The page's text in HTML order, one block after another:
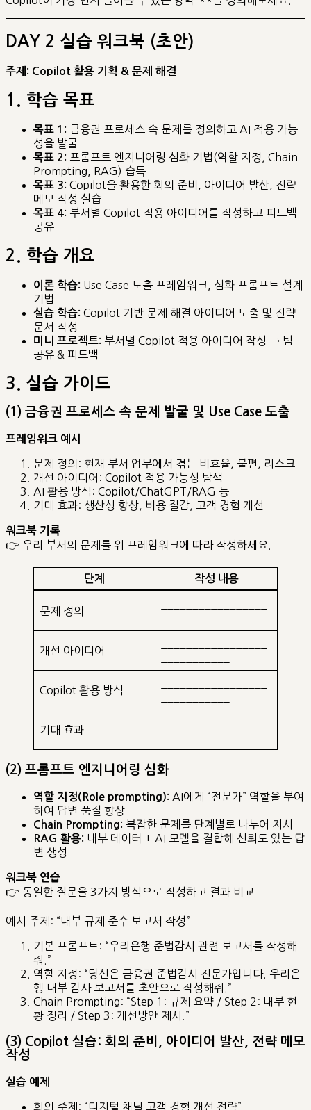
DAY 2 실습 워크북 (초안)
주제: Copilot 활용 기획 & 문제 해결
1. 학습 목표
목표 1: 금융권 프로세스 속 문제를 정의하고 AI 적용 가능
성을 발굴
목표 2: 프롬프트 엔지니어링 심화 기법(역할 지정, Chain
Prompting, RAG) 습득
목표 3: Copilot을 활용한 회의 준비, 아이디어 발산, 전략
메모 작성 실습
목표 4: 부서별 Copilot 적용 아이디어를 작성하고 피드백
공유
2. 학습 개요
이론 학습: Use Case 도출 프레임워크, 심화 프롬프트 설계
기법
실습 학습: Copilot 기반 문제 해결 아이디어 도출 및 전략
문서 작성
미니 프로젝트: 부서별 Copilot 적용 아이디어 작성 → 팀
공유 & 피드백
3. 실습 가이드
(1) 금융권 프로세스 속 문제 발굴 및 Use Case 도출
프레임워크 예시
문제 정의: 현재 부서 업무에서 겪는 비효율, 불편, 리스크
개선 아이디어: Copilot 적용 가능성 탐색
AI 활용 방식: Copilot/ChatGPT/RAG 등
기대 효과: 생산성 향상, 비용 절감, 고객 경험 개선
워크북 기록
👉 우리 부서의 문제를 위 프레임워크에 따라 작성하세요.
단계 작성 내용
문제 정의
개선 아이디어
Copilot 활용 방식
기대 효과
(2) 프롬프트 엔지니어링 심화
역할 지정(Role prompting): AI에게 “전문가” 역할을 부여
하여 답변 품질 향상
Chain Prompting: 복잡한 문제를 단계별로 나누어 지시
RAG 활용: 내부 데이터 + AI 모델을 결합해 신뢰도 있는 답
변 생성
워크북 연습
👉 동일한 질문을 3가지 방식으로 작성하고 결과 비교
예시 주제: “내부 규제 준수 보고서 작성”
기본 프롬프트: “우리은행 준법감시 관련 보고서를 작성해
줘.”
역할 지정: “당신은 금융권 준법감시 전문가입니다. 우리은
행 내부 감사 보고서를 초안으로 작성해줘.”
Chain Prompting: “Step 1: 규제 요약 / Step 2: 내부 현
황 정리 / Step 3: 개선방안 제시.”
(3) Copilot 실습: 회의 준비, 아이디어 발산, 전략 메모
작성
실습 예제
회의 주제: “디지털 채널 고객 경험 개선 전략”